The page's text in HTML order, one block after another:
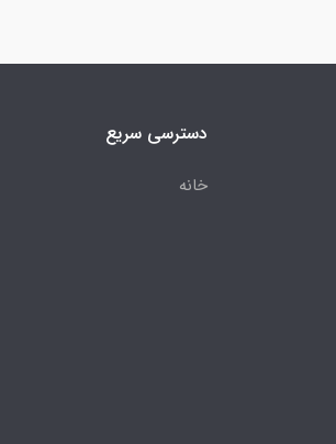
دسترسی سریع
خانه